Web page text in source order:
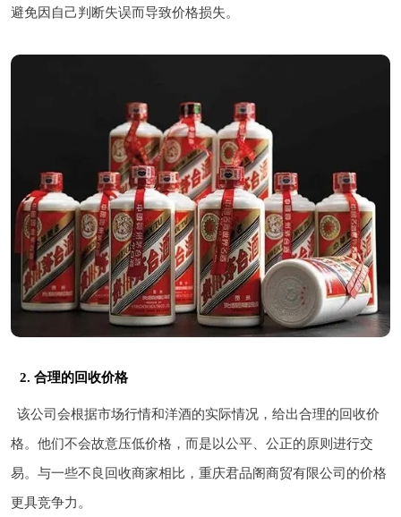
避免因自己判断失误而导致价格损失。
2. 合理的回收价格
该公司会根据市场行情和洋酒的实际情况，给出合理的回收价
格。他们不会故意压低价格，而是以公平、公正的原则进行交
易。与一些不良回收商家相比，重庆君品阁商贸有限公司的价格
更具竞争力。